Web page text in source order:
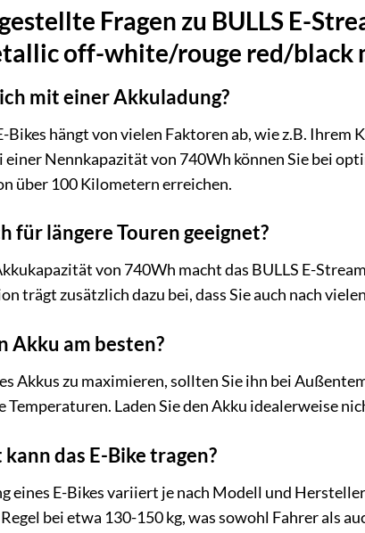
Fragen zu BULLS E-
off-white/rouge red/black
mit einer Akkuladung?
Bikes hängt von vielen Faktoren ab, wie z.B.
einer Nennkapazität von 740Wh können Sie bei
über 100 Kilometern erreichen.
für längere Touren geeignet?
von 740Wh macht das BULLS E-
trägt zusätzlich dazu bei, dass Sie auch nach
Akku am besten?
Akkus zu maximieren, sollten Sie ihn bei
Temperaturen. Laden Sie den Akku idealerweise
das E-Bike tragen?
eines E-Bikes variiert je nach Modell und
bei etwa 130-150 kg, was sowohl Fahrer als